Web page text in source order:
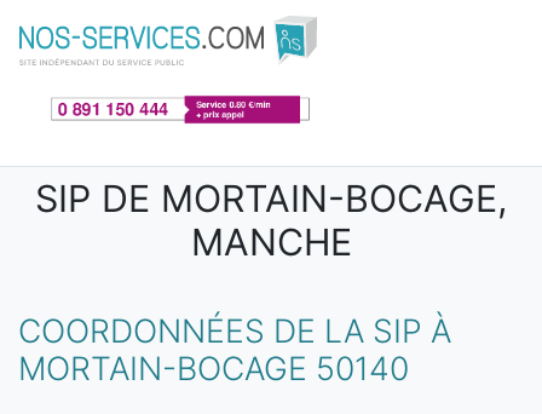
Aller au contenu principal
SIP DE MORTAIN-BOCAGE,
MANCHE
COORDONNÉES DE LA SIP À
MORTAIN-BOCAGE 50140